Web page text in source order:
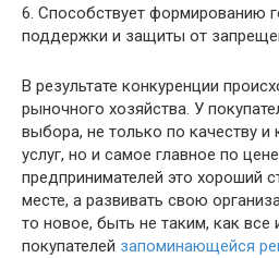
6. Способствует формированию
поддержки и защиты от
В результате конкуренции
рыночного хозяйства. У
выбора, не только по качеству и
услуг, но и самое главное по
предпринимателей это хороший
месте, а развивать свою
то новое, быть не таким, как все
покупателей запоминающейся